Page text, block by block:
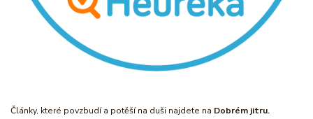
Články, které povzbudí a potěší na duši najdete na Dobrém jitru.